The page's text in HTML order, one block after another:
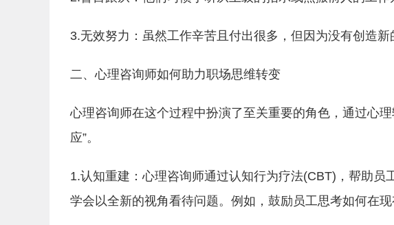
3.无效努力：虽然工作辛苦且付出很多，但因为没有创造新
二、心理咨询师如何助力职场思维转变
心理咨询师在这个过程中扮演了至关重要的角色，通过心
应”。
1.认知重建：心理咨询师通过认知行为疗法(CBT)，帮助
学会以全新的视角看待问题。例如，鼓励员工思考如何在